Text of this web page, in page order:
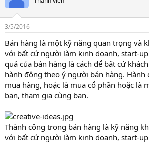
ả
g
3/5/2016
Bán hàng là một kỹ năng quan trọng và
với bất cứ người làm kinh doanh, start-up
quả của bán hàng là cách để bất cứ
hành động theo ý người bán hàng. Hành
mua hàng, hoặc là mua cổ phần hoặc là
bạn, tham gia cùng bạn.
Thành công trong bán hàng là kỹ năng
với bất cứ người làm kinh doanh, start-up